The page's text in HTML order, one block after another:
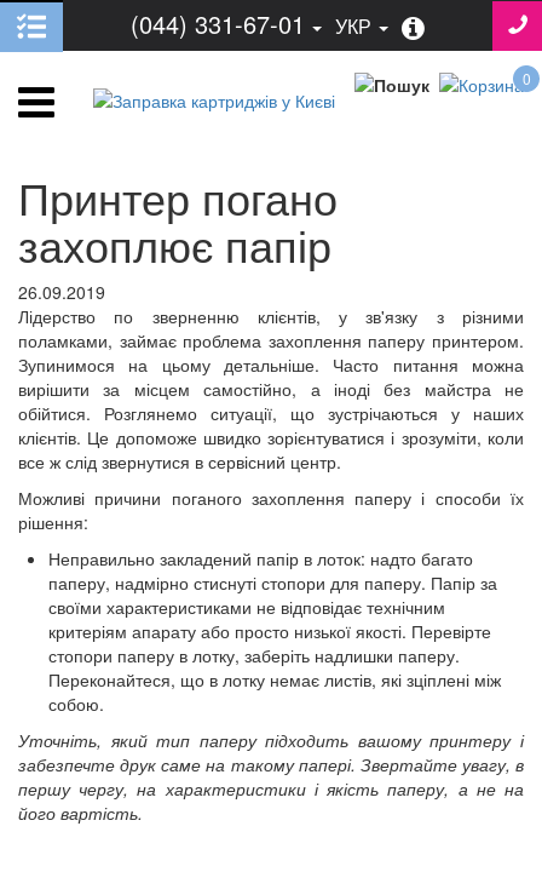
(044) 331-67-01 УКР
0
Принтер погано
захоплює папір
26.09.2019
Лідерство по зверненню клієнтів, у зв'язку з різними
поламками, займає проблема захоплення паперу принтером.
Зупинимося на цьому детальніше. Часто питання можна
вирішити за місцем самостійно, а іноді без майстра не
обійтися. Розглянемо ситуації, що зустрічаються у наших
клієнтів. Це допоможе швидко зорієнтуватися і зрозуміти, коли
все ж слід звернутися в сервісний центр.
Можливі причини поганого захоплення паперу і способи їх
рішення:
Неправильно закладений папір в лоток: надто багато
паперу, надмірно стиснуті стопори для паперу. Папір за
своїми характеристиками не відповідає технічним
критеріям апарату або просто низької якості. Перевірте
стопори паперу в лотку, заберіть надлишки паперу.
Переконайтеся, що в лотку немає листів, які зціплені між
собою.
Уточніть, який тип паперу підходить вашому принтеру і
забезпечте друк саме на такому папері. Звертайте увагу, в
першу чергу, на характеристики і якість паперу, а не на
його вартість.